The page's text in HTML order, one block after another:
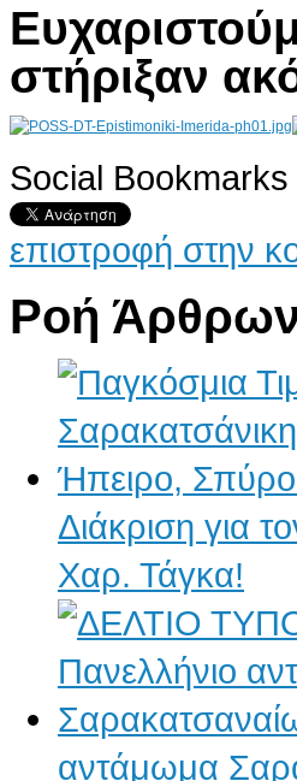
στήριξαν
AdmirorGallery 4.5.0, author/s Vasiljevski&
Social Bookmarks
επιστροφή στην
Ροή
Διάκριση για
Χαρ. Τάγκα!
αντάμωμα